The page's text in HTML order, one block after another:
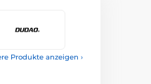
Produkte anzeigen ›